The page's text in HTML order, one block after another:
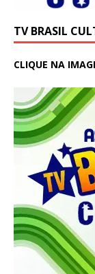
TV BRASIL
CLIQUE NA